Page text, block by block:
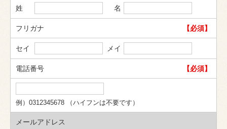
姓 名
【必須】
フリガナ
セイ メイ
【必須】
電話番号
例）0312345678 （ハイフンは不要です）
メールアドレス